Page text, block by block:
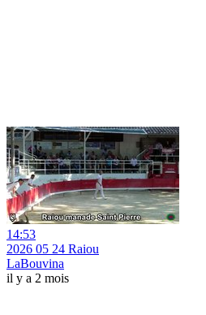
14:53
2026 05 24 Raiou
LaBouvina
il y a 2 mois